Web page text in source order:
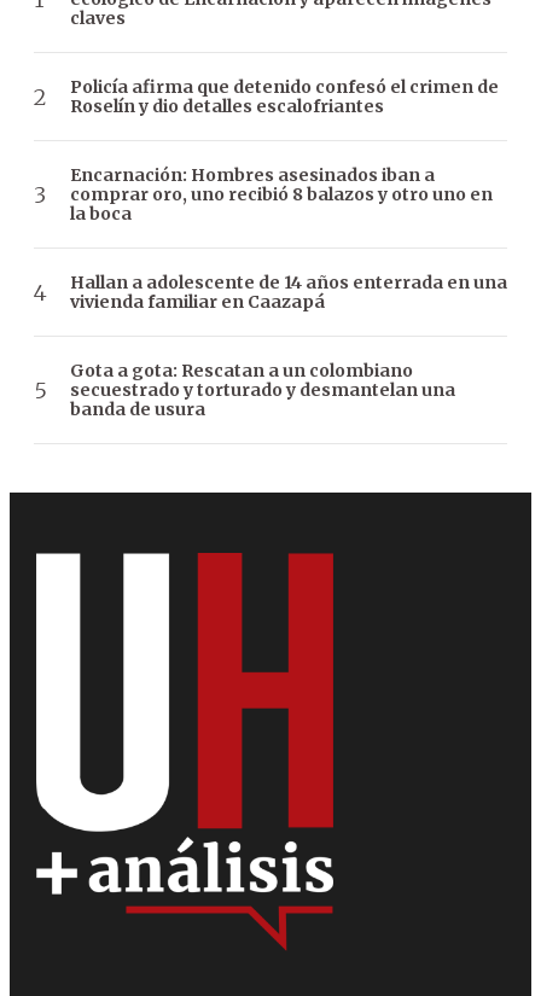
claves
Policía afirma que detenido confesó el crimen de
Roselín y dio detalles escalofriantes
Encarnación: Hombres asesinados iban a
comprar oro, uno recibió 8 balazos y otro uno en
la boca
Hallan a adolescente de 14 años enterrada en una
vivienda familiar en Caazapá
Gota a gota: Rescatan a un colombiano
secuestrado y torturado y desmantelan una
banda de usura